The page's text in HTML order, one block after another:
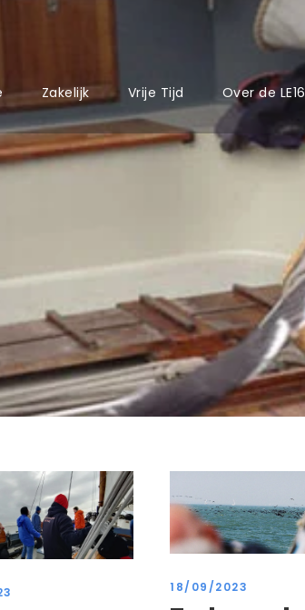
Zakelijk Vrije Tijd Over de LE16
18/09/2023